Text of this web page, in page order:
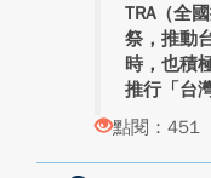
TRA（全
祭，推動
時，也積
推行「台
點閱：451